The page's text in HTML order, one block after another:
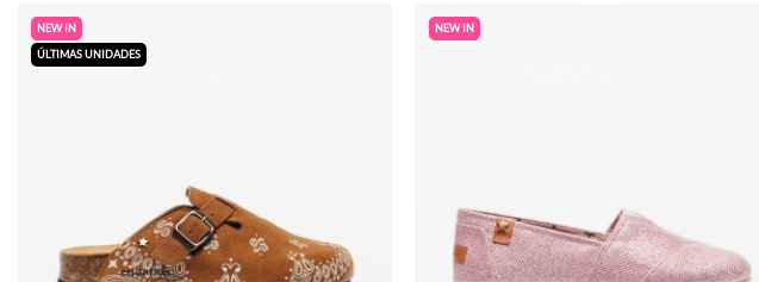
NEW IN
ÚLTIMAS UNIDADES
NEW IN